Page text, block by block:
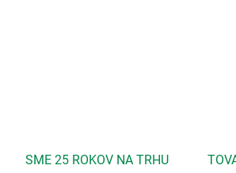
SME 25 ROKOV NA TRHU